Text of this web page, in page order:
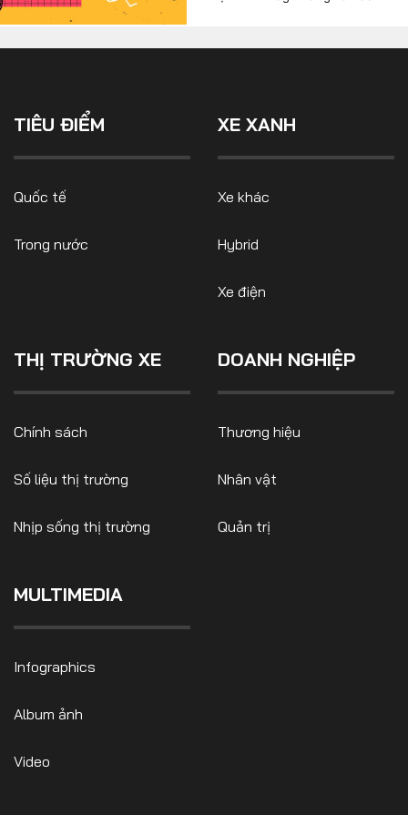
TIÊU ĐIỂM
Quốc tế
Trong nước
XE XANH
Xe khác
Hybrid
Xe điện
THỊ TRƯỜNG XE
Chính sách
Số liệu thị trường
Nhịp sống thị trường
DOANH NGHIỆP
Thương hiệu
Nhân vật
Quản trị
MULTIMEDIA
Infographics
Album ảnh
Video